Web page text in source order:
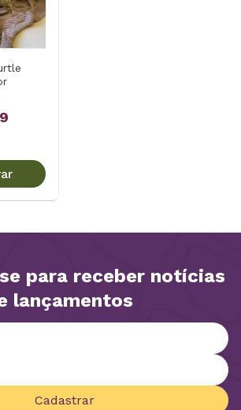
para receber notícias
lançamentos
Cadastrar